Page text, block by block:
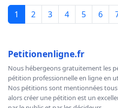
1 2 3 4 5 6
Petitionenligne.fr
Nous hébergeons gratuitement les
pétition professionnelle en ligne en
Nos pétitions sont mentionnées
alors créer une pétition est un